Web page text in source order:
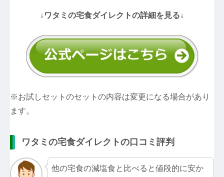
↓ワタミの宅食ダイレクトの詳細を見る↓
※お試しセットのセットの内容は変更になる場合があり
ます。
ワタミの宅食ダイレクトの口コミ評判
他の宅食の減塩食と比べると値段的に安か